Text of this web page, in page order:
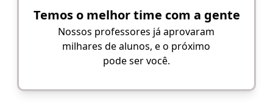
Temos o melhor time com a gente
Nossos professores já aprovaram
milhares de alunos, e o próximo
pode ser você.